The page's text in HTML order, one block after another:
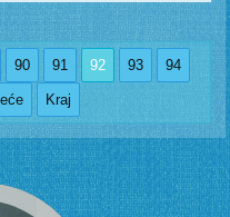
90 91 92 93 94
Kraj